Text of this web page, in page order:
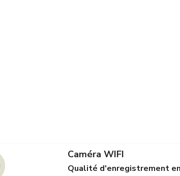
Caméra WIFI
Qualité d'enregistrement